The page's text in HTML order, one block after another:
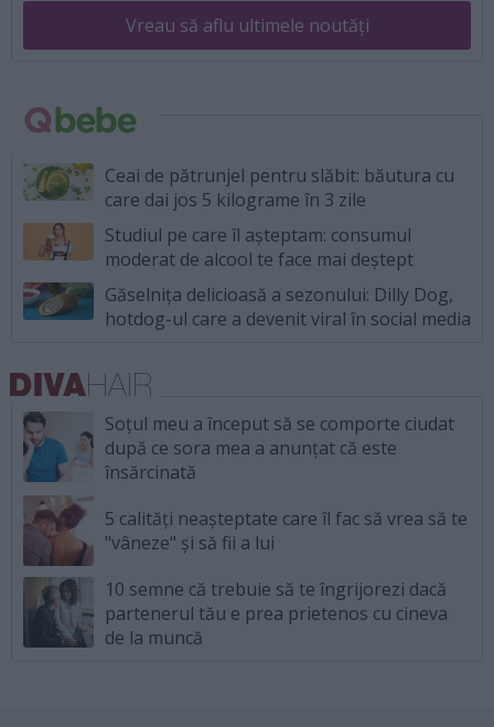
Vreau să aflu ultimele noutăți
Ceai de pătrunjel pentru slăbit: băutura cu
care dai jos 5 kilograme în 3 zile
Studiul pe care îl așteptam: consumul
moderat de alcool te face mai deștept
Găselnița delicioasă a sezonului: Dilly Dog,
hotdog-ul care a devenit viral în social media
Soțul meu a început să se comporte ciudat
după ce sora mea a anunțat că este
însărcinată
5 calități neașteptate care îl fac să vrea să te
"vâneze" și să fii a lui
10 semne că trebuie să te îngrijorezi dacă
partenerul tău e prea prietenos cu cineva
de la muncă